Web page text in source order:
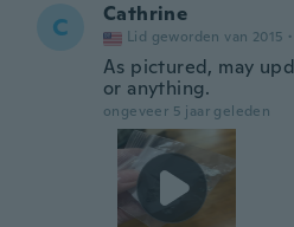
C Cathrine
Lid geworden van 2015 ·
As pictured, may
or anything.
ongeveer 5 jaar geleden